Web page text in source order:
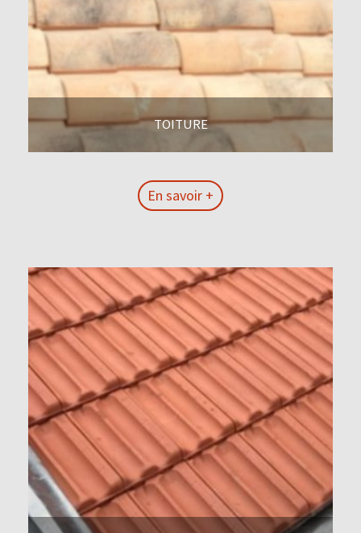
TOITURE
En savoir +